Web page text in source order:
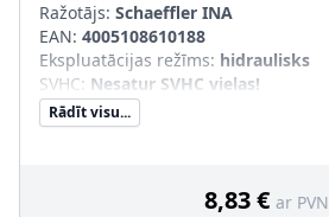
Ražotājs: Schaeffler INA
EAN: 4005108610188
Ekspluatācijas režīms: hidraulisks
SVHC: Nesatur SVHC vielas!
Rādīt visu...
8,83 € ar PVN